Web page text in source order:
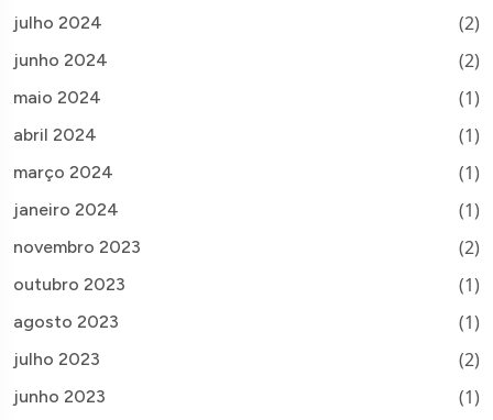
julho 2024 (2)
junho 2024 (2)
maio 2024 (1)
abril 2024 (1)
março 2024 (1)
janeiro 2024 (1)
novembro 2023 (2)
outubro 2023 (1)
agosto 2023 (1)
julho 2023 (2)
junho 2023 (1)